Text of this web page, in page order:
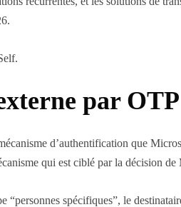
par
d’authentification que
qui est ciblé par la décision
spécifiques”, le